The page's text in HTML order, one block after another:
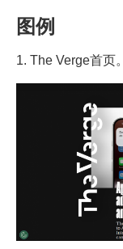
图例
1. The Verge首页。